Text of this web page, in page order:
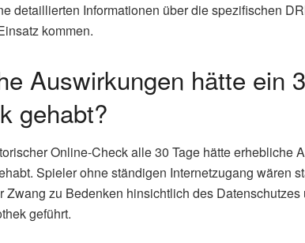
detaillierten Informationen über die spezifischen
kommen.
Auswirkungen hätte ein
gehabt?
Online-Check alle 30 Tage hätte erhebliche
Spieler ohne ständigen Internetzugang wären
Zwang zu Bedenken hinsichtlich des
geführt.